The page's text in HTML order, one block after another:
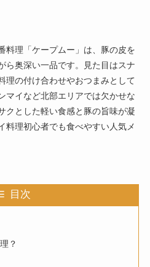
料理「ケープムー」は、豚の皮を
ら奥深い一品です。見た目はスナ
理の付け合わせやおつまみとして
マイなど北部エリアでは欠かせな
クとした軽い食感と豚の旨味が凝
料理初心者でも食べやすい人気メ
目次
？